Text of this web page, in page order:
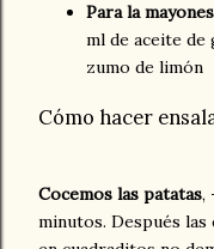
Para la
ml de aceite de
zumo de limón
Cómo hacer
Cocemos las patatas,
minutos. Después